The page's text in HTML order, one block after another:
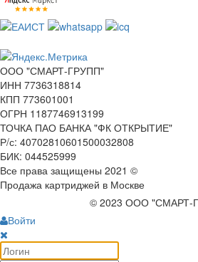
ООО "СМАРТ-ГРУПП"
ИНН 7736318814
КПП 773601001
ОГРН 1187746913199
ТОЧКА ПАО БАНКА "ФК ОТКРЫТИЕ"
Р/с: 40702810601500032808
БИК: 044525999
Все права защищены 2021 ©
Продажа картриджей в Москве
© 2023 ООО "СМАРТ-
Войти